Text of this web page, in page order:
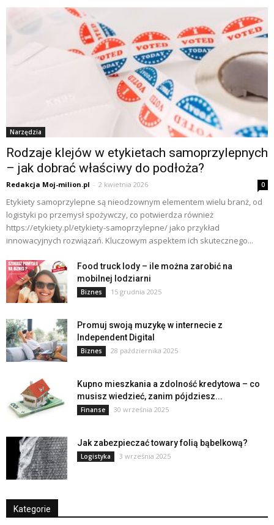
Narzędzia
Rodzaje klejów w etykietach samoprzylepnych
– jak dobrać właściwy do podłoża?
Redakcja Moj-milion.pl - 2 kwietnia 2026 0
Etykiety samoprzylepne są nieodzownym elementem wielu branż, od
logistyki po przemysł spożywczy, co potwierdza również
https://etykiety.pl/etykiety-samoprzylepne/ jako przykład
innowacyjnych rozwiązań. Kluczowym aspektem ich skutecznego...
Food truck lody – ile można zarobić na
mobilnej lodziarni
Biznes 15 grudnia 2025
Promuj swoją muzykę w internecie z
Independent Digital
Biznes 28 października 2025
Kupno mieszkania a zdolność kredytowa – co
musisz wiedzieć, zanim pójdziesz...
Finanse 30 września 2025
Jak zabezpieczać towary folią bąbelkową?
Logistyka 3 września 2025
Kategorie